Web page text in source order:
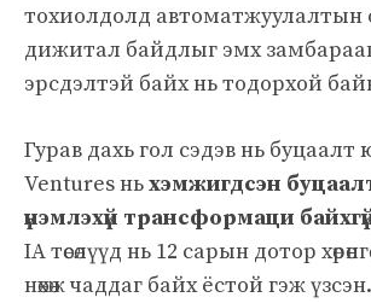
тохиолдолд автоматжуулалтын
дижитал байдлыг эмх
эрсдэлтэй байх нь тодорхой
Гурав дахь гол сэдэв нь
Ventures ньхэмжигдсэн
үнэмлэхүй трансформаци
IA төсөлүүд нь 12 сарын дотор
нөхөж чаддаг байх ёстой гэж